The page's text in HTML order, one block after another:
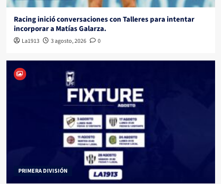
Racing inició conversaciones con Talleres para intentar
incorporar a Matías Galarza.
La1913 3 agosto, 2026 0
PRIMERA DIVISIÓN